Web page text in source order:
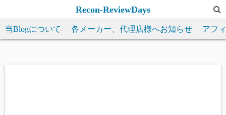
テ
Recon-ReviewDays
当Blogについて 各メーカー、代理店様へお知らせ アフ